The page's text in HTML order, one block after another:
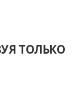
ТОЛЬКО